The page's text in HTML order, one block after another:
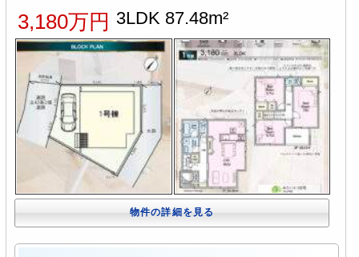
3,180万円 3LDK 87.48m²
物件の詳細を見る